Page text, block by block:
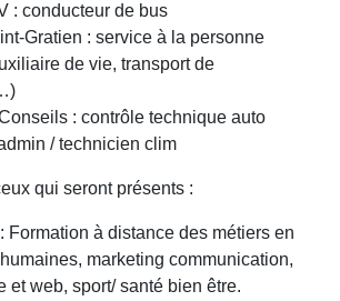
: conducteur de bus
Gratien : service à la personne
de vie, transport de
: contrôle technique auto
/ technicien clim
qui seront présents :
Formation à distance des métiers en
marketing communication,
et web, sport/ santé bien être.